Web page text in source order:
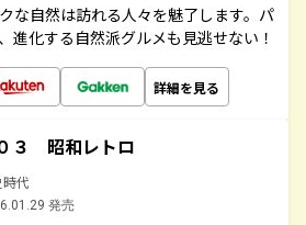
な自然は訪れる人々を魅了します。パ
進化する自然派グルメも見逃せない！
詳細を見る
３ 昭和レトロ
時代
発売